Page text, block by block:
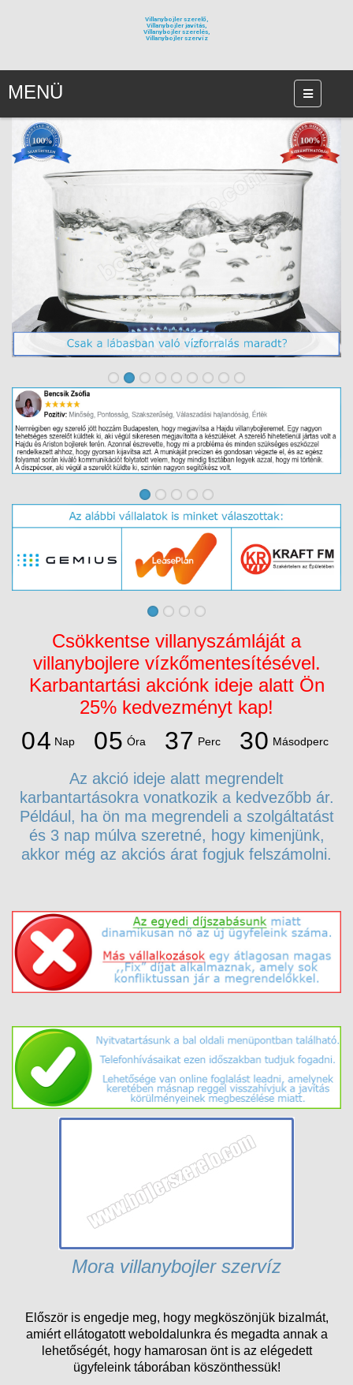
Villanybojler szerelő,
Villanybojler javítás,
Villanybojler szerelés,
Villanybojler szervíz
MENÜ
Csökkentse villanyszámláját a
villanybojlere vízkőmentesítésével.
Karbantartási akciónk ideje alatt Ön
25% kedvezményt kap!
04 Nap
0
0
5
5 Óra
3
7
7 Perc 2
3
9
0
Másodperc
Az akció ideje alatt megrendelt
karbantartásokra vonatkozik a kedvezőbb ár.
Például, ha ön ma megrendeli a szolgáltatást
és 3 nap múlva szeretné, hogy kimenjünk,
akkor még az akciós árat fogjuk felszámolni.
Mora villanybojler szervíz
Először is engedje meg, hogy megköszönjük bizalmát,
amiért ellátogatott weboldalunkra és megadta annak a
lehetőségét, hogy hamarosan önt is az elégedett
ügyfeleink táborában köszönthessük!